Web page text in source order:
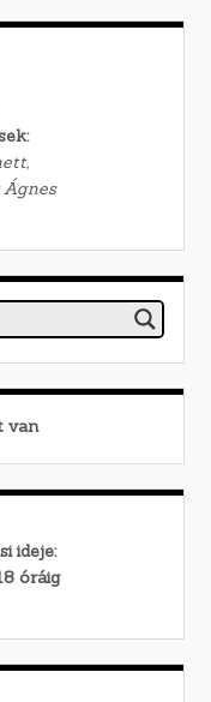
Ágnes
van
ideje:
óráig